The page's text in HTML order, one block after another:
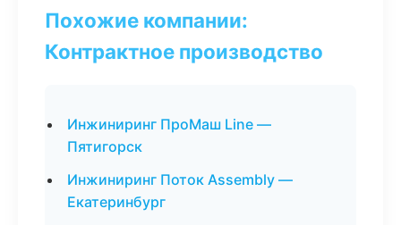
Похожие компании:
Контрактное производство
Инжиниринг ПроМаш Line —
Пятигорск
Инжиниринг Поток Assembly —
Екатеринбург